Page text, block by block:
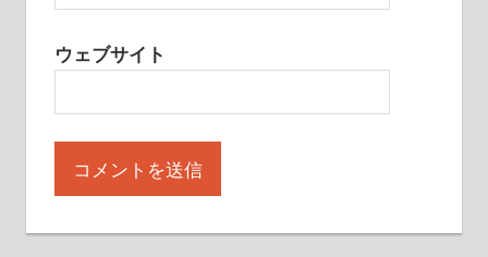
ウェブサイト